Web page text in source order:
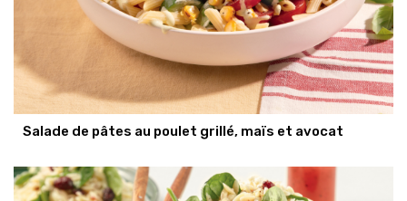
Salade de pâtes au poulet grillé, maïs et avocat